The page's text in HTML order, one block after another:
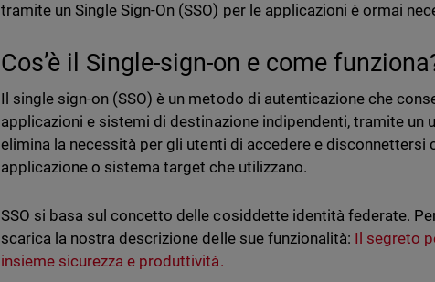
tramite un Single Sign-On (SSO) per le applicazioni è ormai
Cos’è il Single-sign-on e come
Il single sign-on (SSO) è un metodo di autenticazione che
applicazioni e sistemi di destinazione indipendenti, tramite un
elimina la necessità per gli utenti di accedere e disconnettersi
applicazione o sistema target che utilizzano.
SSO si basa sul concetto delle cosiddette identità federate.
scarica la nostra descrizione delle sue funzionalità: Il segreto
insieme sicurezza e produttività.